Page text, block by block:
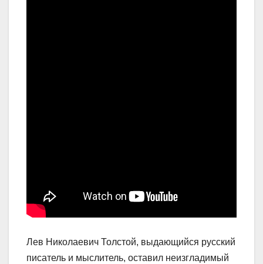
Лев Николаевич Толстой, выдающийся русский
писатель и мыслитель, оставил неизгладимый